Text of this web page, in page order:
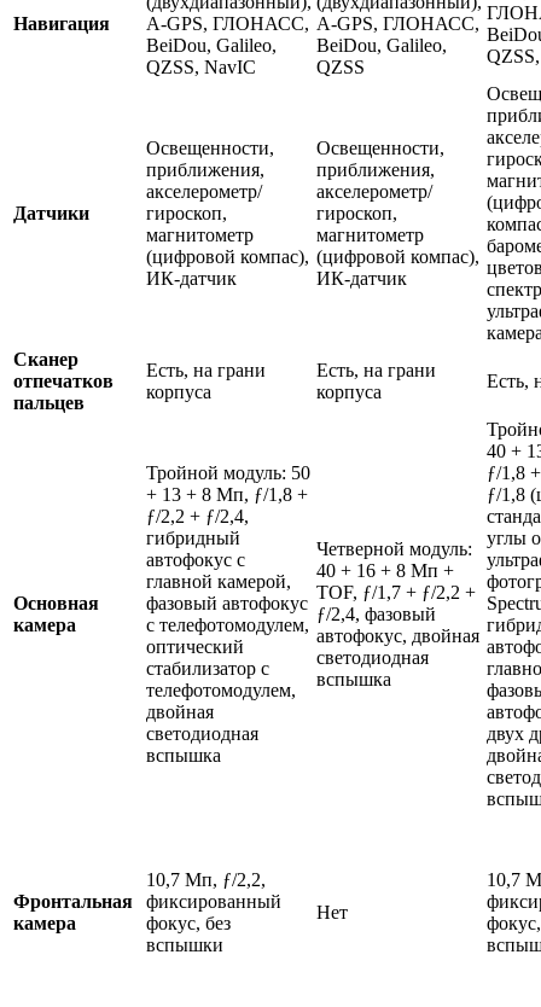
Навигация
A-GPS, ГЛОНАСС,
BeiDou, Galileo,
QZSS, NavIC
A-GPS, ГЛОНАСС,
BeiDou, Galileo,
QZSS
Датчики
Освещенности,
приближения,
акселерометр/
гироскоп,
магнитометр
(цифровой компас),
ИК-датчик
Освещенности,
приближения,
акселерометр/
гироскоп,
магнитометр
(цифровой компас),
ИК-датчик
Сканер
отпечатков
пальцев
Есть, на грани
корпуса
Есть, на грани
корпуса
Есть,
Основная
камера
Тройной модуль: 50
+ 13 + 8 Мп, ƒ/1,8 +
ƒ/2,2 + ƒ/2,4,
гибридный
автофокус с
главной камерой,
фазовый автофокус
с телефотомодулем,
оптический
стабилизатор с
телефотомодулем,
двойная
светодиодная
вспышка
Четверной модуль:
40 + 16 + 8 Мп +
TOF, ƒ/1,7 + ƒ/2,2 +
ƒ/2,4, фазовый
автофокус, двойная
светодиодная
вспышка
40 +
ƒ/1,8
ƒ/1,8
углы
двух
Фронтальная
камера
10,7 Мп, ƒ/2,2,
фиксированный
фокус, без
вспышки
Нет
10,7